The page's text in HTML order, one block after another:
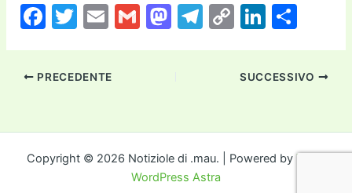
F
c
o
o
T
itt
E
ai
G
M
o
n
T
m
C
p
y
n
k
Li
k
n
n
di
PRECEDENTE SUCCESSIVO
Copyright © 2026 Notiziole di .mau. | Powered by Tema
WordPress Astra